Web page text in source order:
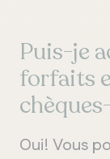
Puis-je
forfaits
Oui! Vous